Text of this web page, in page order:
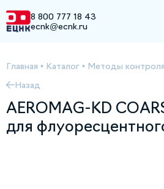
8 800 777 18 43
ecnk@ecnk.ru
Главная • Каталог • Методы контроля
Назад
AEROMAG-KD
для